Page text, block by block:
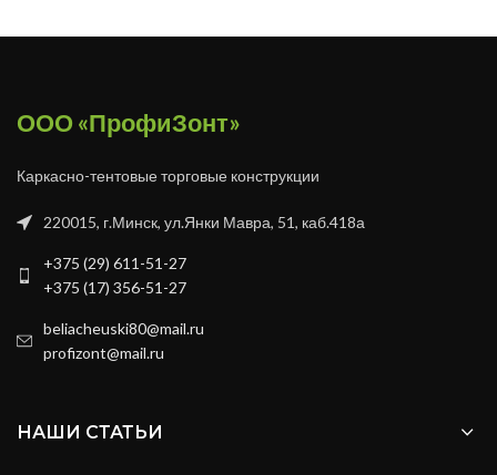
ООО «ПрофиЗонт»
Каркасно-тентовые торговые конструкции
220015, г.Минск, ул.Янки Мавра, 51, каб.418а
+375 (29) 611-51-27
+375 (17) 356-51-27
beliacheuski80@mail.ru
profizont@mail.ru
НАШИ СТАТЬИ